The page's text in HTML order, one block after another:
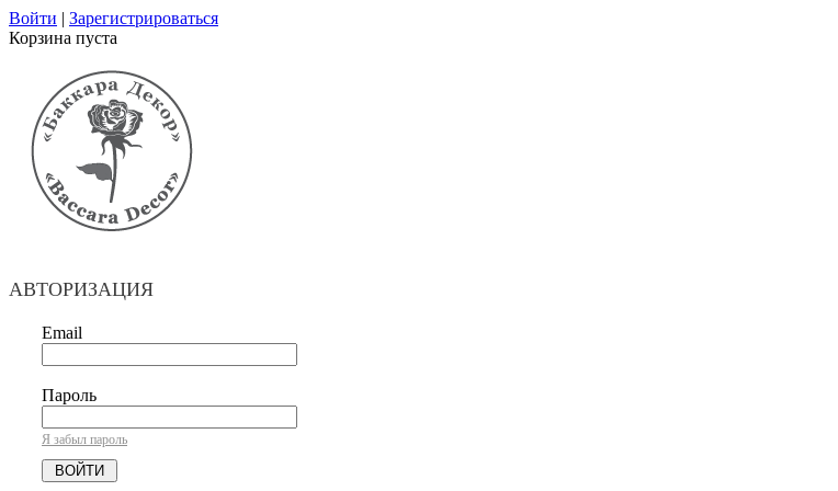
Войти | Зарегистрироваться
Корзина пуста
АВТОРИЗАЦИЯ
Email
Пароль
Я забыл пароль